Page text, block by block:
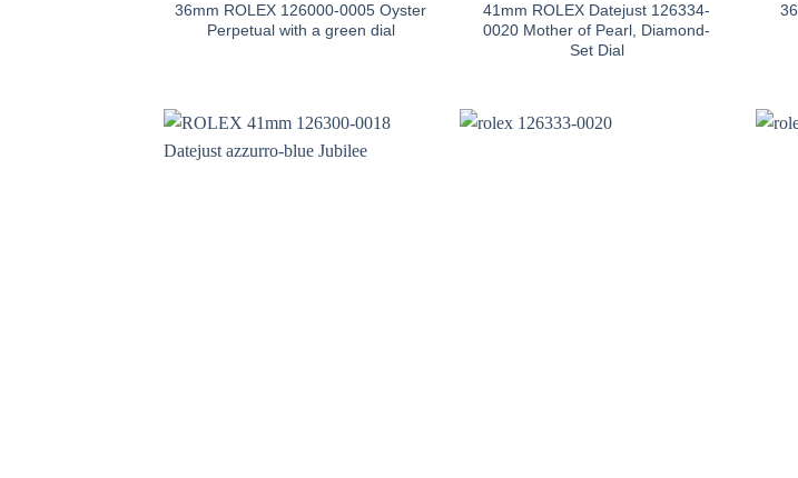
36mm ROLEX 126000-0005 Oyster
Perpetual with a green dial
41mm ROLEX Datejust 126334-
0020 Mother of Pearl, Diamond-
Set Dial